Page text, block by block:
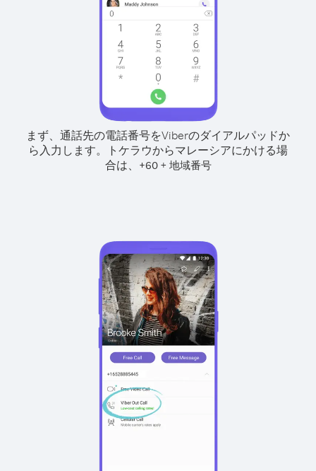
まず、通話先の電話番号をViberのダイアルパッドか
ら入力します。
トケラウからマレーシアにかける場
合は、
+60+ 地域番号